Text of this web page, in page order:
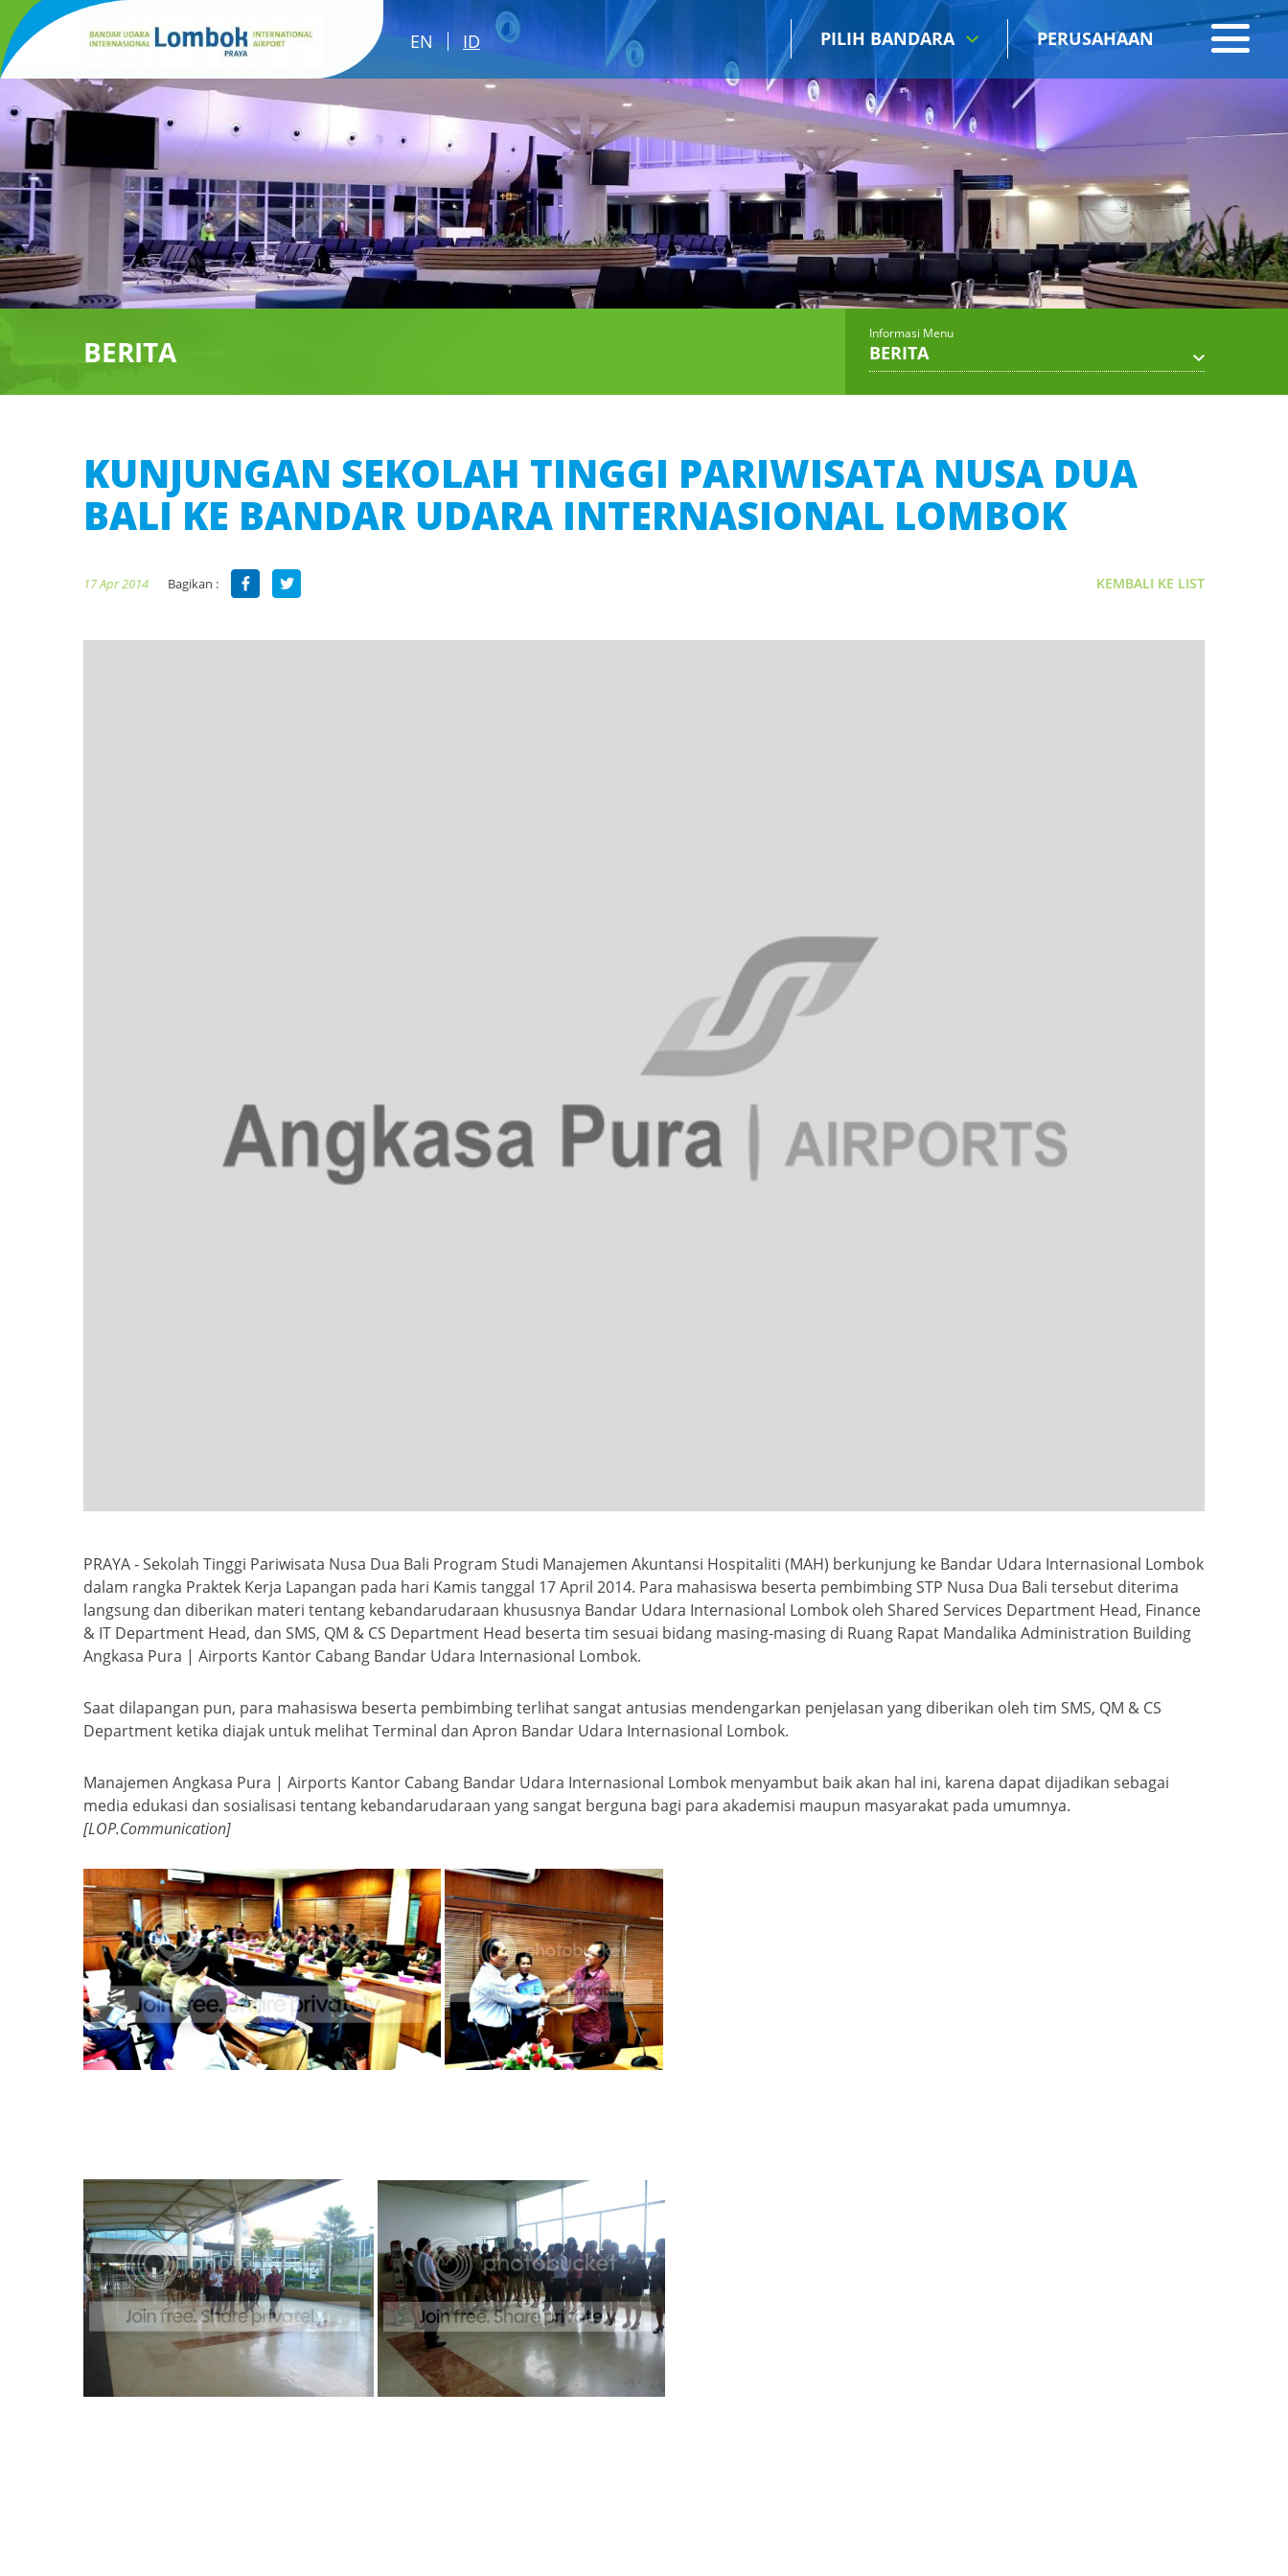
EN ID PILIH BANDARA PERUSAHAAN
BERITA
Informasi Menu
BERITA
KUNJUNGAN SEKOLAH TINGGI PARIWISATA NUSA DUA
BALI KE BANDAR UDARA INTERNASIONAL LOMBOK
17 Apr 2014 Bagikan : KEMBALI KE LIST
PRAYA - Sekolah Tinggi Pariwisata Nusa Dua Bali Program Studi Manajemen Akuntansi Hospitaliti (MAH) berkunjung ke Bandar Udara Internasional Lombok
dalam rangka Praktek Kerja Lapangan pada hari Kamis tanggal 17 April 2014. Para mahasiswa beserta pembimbing STP Nusa Dua Bali tersebut diterima
langsung dan diberikan materi tentang kebandarudaraan khususnya Bandar Udara Internasional Lombok oleh Shared Services Department Head, Finance
& IT Department Head, dan SMS, QM & CS Department Head beserta tim sesuai bidang masing-masing di Ruang Rapat Mandalika Administration Building
Angkasa Pura | Airports Kantor Cabang Bandar Udara Internasional Lombok.
Saat dilapangan pun, para mahasiswa beserta pembimbing terlihat sangat antusias mendengarkan penjelasan yang diberikan oleh tim SMS, QM & CS
Department ketika diajak untuk melihat Terminal dan Apron Bandar Udara Internasional Lombok.
Manajemen Angkasa Pura | Airports Kantor Cabang Bandar Udara Internasional Lombok menyambut baik akan hal ini, karena dapat dijadikan sebagai
media edukasi dan sosialisasi tentang kebandarudaraan yang sangat berguna bagi para akademisi maupun masyarakat pada umumnya.
[LOP.Communication]